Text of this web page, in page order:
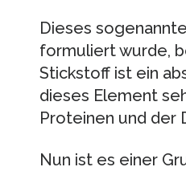
Dieses
formuliert wurde,
Stickstoff ist ein
dieses Element
Proteinen und der
Nun ist es einer